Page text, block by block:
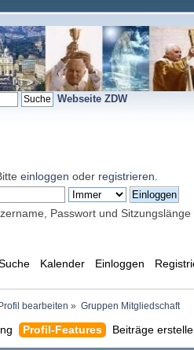
Webseite ZDW
einloggen oder registrieren
Passwort und Sitzungslänge
Kalender Einloggen
Profil bearbeiten » Gruppen Mitgliedschaft
Profil-Features Beiträge